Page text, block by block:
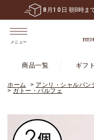
8 月 10 日 朝8時ま
メニュー
商品一覧 ギフト
ホーム > アンリ・シャルパン
> ガトー・パルフェ